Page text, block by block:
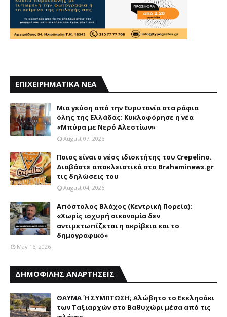
ΕΠΙΧΕΙΡΗΜΑΤΙΚΑ ΝΕΑ
Mια γεύση από την Eυρυτανία στα ράφια
όλης της Ελλάδας: Κυκλοφόρησε η νέα
«Μπύρα με Nερό Aλεστίων»
August 07, 2026
Ποιος είναι ο νέος ιδιοκτήτης του Crepelino.
Διαβάστε αποκλειστικά στο Brahaminews.gr
τις δηλώσεις του
August 04, 2026
Απόστολος Βλάχος (Κεντρική Πορεία):
«Χωρίς ισχυρή οικονομία δεν
αντιμετωπίζεται η ακρίβεια και το
δημογραφικό»
May 16, 2026
ΔΗΜΟΦΙΛΗΣ ΑΝΑΡΤΗΣΕΙΣ
ΘΑΥΜΑ Ή ΣΥΜΠΤΩΣΗ; Aλώβητο το Eκκλησάκι
των Tαξιαρχών στο Bαθυχώρι μέσα από τις